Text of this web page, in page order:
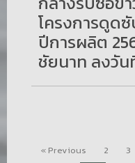
โครงการดูด
ปีการผลิต
ชัยนาท ลงวัน
« Previous 2 3